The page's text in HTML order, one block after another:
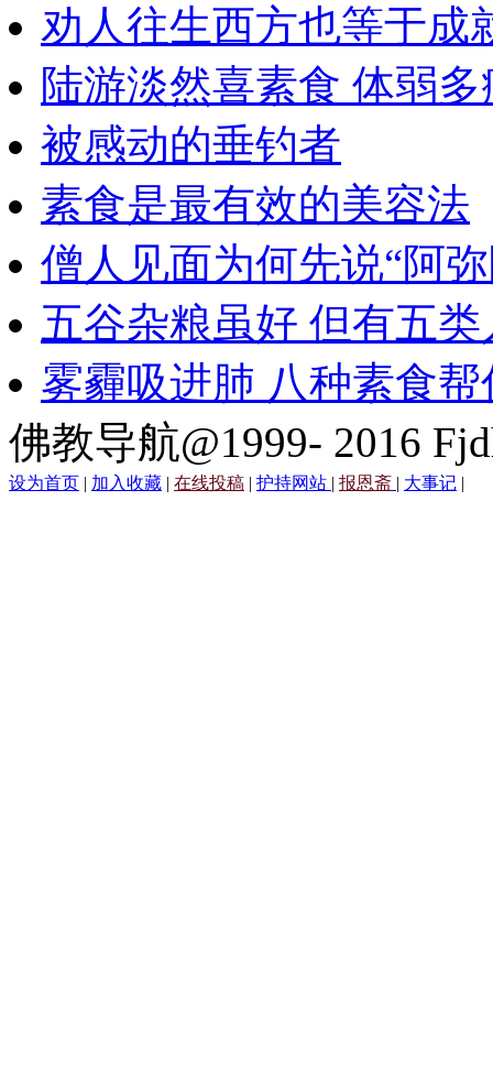
劝人往生西方也等于成
陆游淡然喜素食 体弱
被感动的垂钓者
素食是最有效的美容法
僧人见面为何先说“阿
五谷杂粮虽好 但有五
雾霾吸进肺 八种素食帮
佛教导航@1999- 2016
设为首页 | 加入收藏 | 在线投稿 | 护持网站 | 报恩斋 | 大事记 |